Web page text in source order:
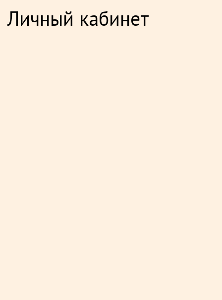
Личный кабинет